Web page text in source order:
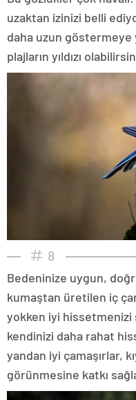
uzaktan izinizi belli
daha uzun göstermeye
plajların yıldızı
8
Bedeninize uygun,
kumaştan üretilen iç
yokken iyi hissetmenizi
kendinizi daha rahat
yandan iyi çamaşırlar,
görünmesine katkı